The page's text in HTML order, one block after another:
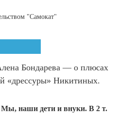
"Самокат"
Бондарева — о плюсах
«дрессуры» Никитиных.
наши дети и внуки. В 2 т.